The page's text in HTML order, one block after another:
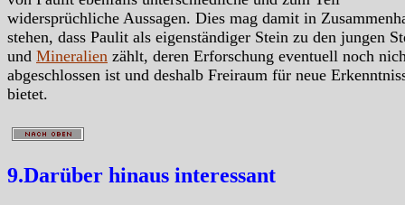
widersprüchliche Aussagen. Dies mag damit in
stehen, dass Paulit als eigenständiger Stein zu den jungen
und Mineralien zählt, deren Erforschung eventuell noch
abgeschlossen ist und deshalb Freiraum für neue
bietet.
9.Darüber hinaus interessant